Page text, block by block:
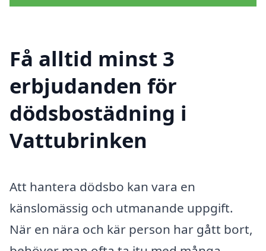
Få alltid minst 3
erbjudanden för
dödsbostädning i
Vattubrinken
Att hantera dödsbo kan vara en
känslomässig och utmanande uppgift.
När en nära och kär person har gått bort,